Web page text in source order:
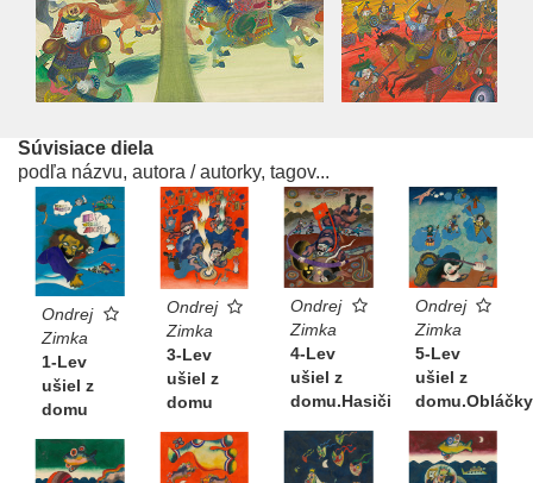
Súvisiace diela
podľa názvu, autora / autorky, tagov...
Ondrej
Zimka
1-Lev
ušiel z
domu
Ondrej
Zimka
3-Lev
ušiel z
domu
Ondrej
Zimka
4-Lev
ušiel z
domu.Hasiči
Ondrej
Zimka
5-Lev
ušiel z
domu.Obláčky